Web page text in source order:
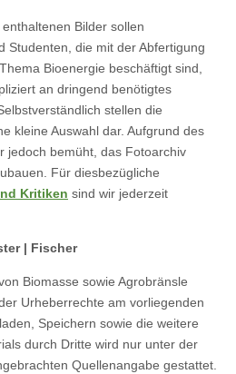
Bilder sollen
Studenten, die mit der Abfertigung
Bioenergie beschäftigt sind,
an dringend benötigtes
stellen die
kleine Auswahl dar. Aufgrund des
jedoch bemüht, das Fotoarchiv
Für diesbezügliche
Kritiken sind wir jederzeit
| Fischer
Biomasse sowie Agrobränsle
Urheberrechte am vorliegenden
Speichern sowie die weitere
durch Dritte wird nur unter der
Quellenangabe gestattet.